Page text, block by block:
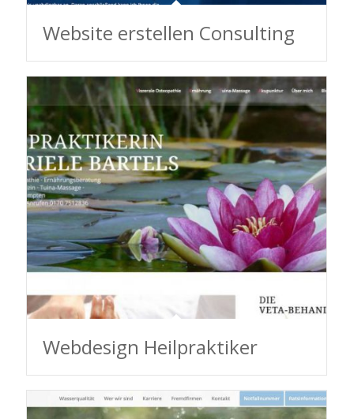
Website erstellen Consulting
Webdesign Heilpraktiker